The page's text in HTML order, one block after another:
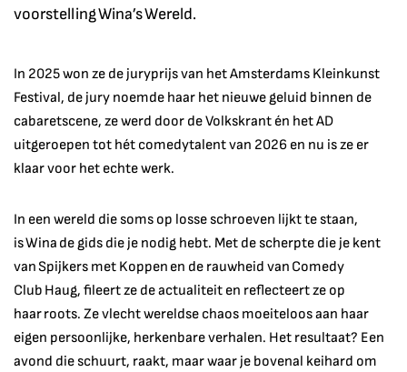
voorstelling Wina’s Wereld.
In 2025 won ze de juryprijs van het Amsterdams Kleinkunst
Festival, de jury noemde haar het nieuwe geluid binnen de
cabaretscene, ze werd door de Volkskrant én het AD
uitgeroepen tot hét comedytalent van 2026 en nu is ze er
klaar voor het echte werk.
In een wereld die soms op losse schroeven lijkt te staan,
is Wina de gids die je nodig hebt. Met de scherpte die je kent
van Spijkers met Koppen en de rauwheid van Comedy
Club Haug, fileert ze de actualiteit en reflecteert ze op
haar roots. Ze vlecht wereldse chaos moeiteloos aan haar
eigen persoonlijke, herkenbare verhalen. Het resultaat? Een
avond die schuurt, raakt, maar waar je bovenal keihard om